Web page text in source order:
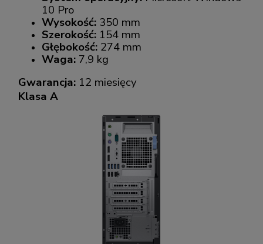
10 Pro
Wysokość: 350 mm
Szerokość: 154 mm
Głębokość: 274 mm
Waga: 7,9 kg
Gwarancja: 12 miesięcy
Klasa A